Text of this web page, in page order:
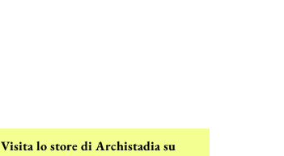
Visita lo store di Archistadia su